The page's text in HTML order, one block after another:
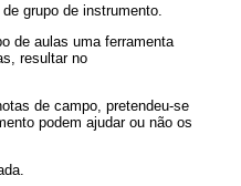
grupo de instrumento.
de aulas uma ferramenta
resultar no
de campo, pretendeu-se
podem ajudar ou não os